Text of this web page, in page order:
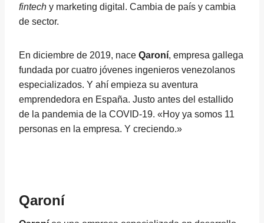
fintech y marketing digital. Cambia de país y cambia
de sector.
En diciembre de 2019, nace Qaroní, empresa gallega
fundada por cuatro jóvenes ingenieros venezolanos
especializados. Y ahí empieza su aventura
emprendedora en España. Justo antes del estallido
de la pandemia de la COVID-19. «Hoy ya somos 11
personas en la empresa. Y creciendo.»
Qaroní